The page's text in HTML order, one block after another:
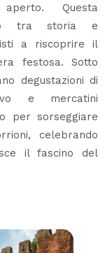
Questa
tra storia e
a riscoprire il
festosa. Sotto
degustazioni di
e mercatini
per sorseggiare
celebrando
il fascino del